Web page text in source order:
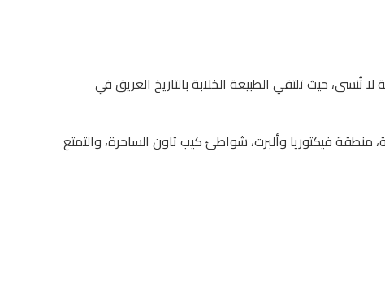
انطلق في رحلة سياحية لا تُنسى، حيث تلتقي الطبيعة الخلابة بالتاريخ العريق في
منطقة فيكتوريا وألبرت، شواطئ كيب تاون الساحرة، والتمتع